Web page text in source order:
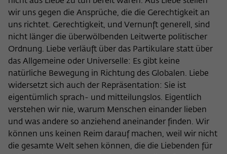
wir uns gegen die Ansprüche, die die Gerechtigkeit an
uns richtet. Gerechtigkeit, und Vernunft generell, sind
nicht länger die überwölbenden Leitwerte politischer
Ordnung. Liebe verläuft über das Partikulare statt über
das Allgemeine oder Universelle: Es gibt keine
natürliche Bewegung in Richtung des Globalen. Liebe
widersetzt sich auch der Repräsentation: Sie ist
eigentümlich sprach- und mitteilungslos. Eigentlich
verstehen wir nie, warum Menschen einander lieben
und was andere so anziehend aneinander finden. Wir
können uns keinen Reim darauf machen, weil wir nicht
die gesamte Welt sehen können, die die Liebenden für